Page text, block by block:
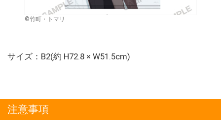
©竹町・トマリ
サイズ：B2(約 H72.8 × W51.5cm)
注意事項